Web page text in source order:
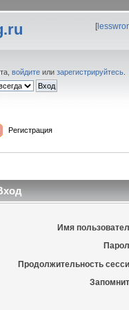
[
войдите или зарегистрируйтесь
Регистрация
Имя
Продолжительность